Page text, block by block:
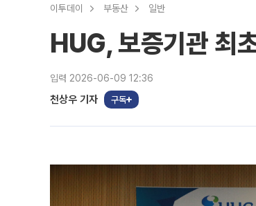
이투데이 부동산 일반
HUG, 보증기관 최
입력 2026-06-09 12:36
천상우 기자 구독